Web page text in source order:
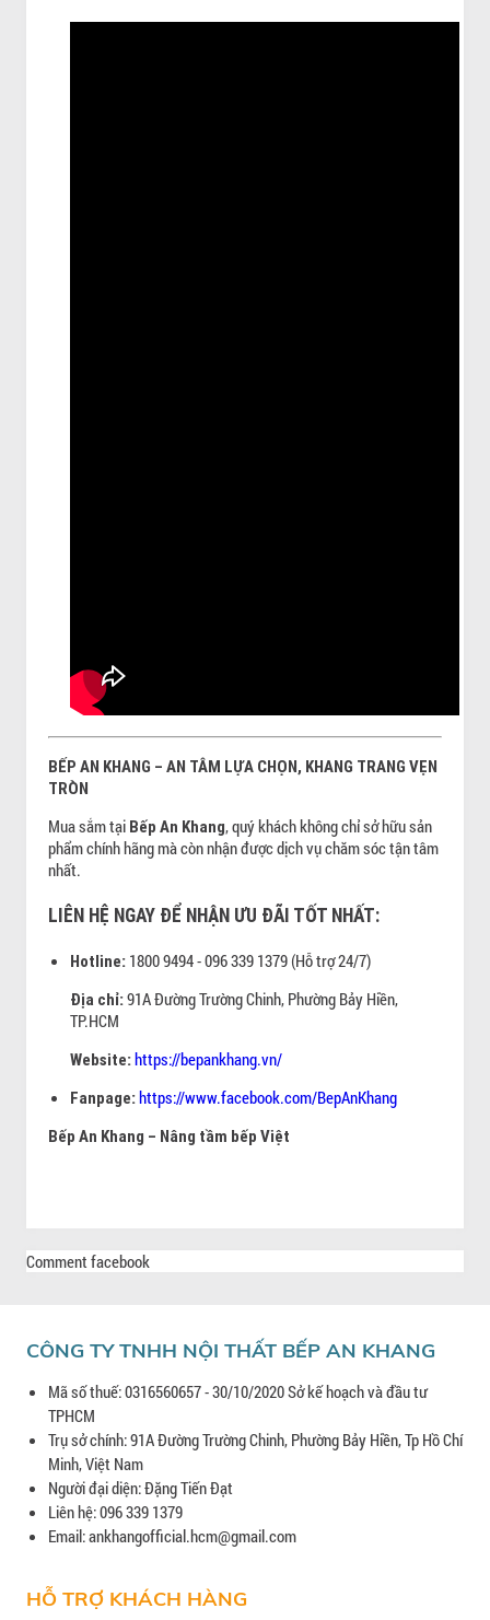
BẾP AN KHANG – AN TÂM LỰA CHỌN, KHANG TRANG VẸN
TRÒN
Mua sắm tại Bếp An Khang, quý khách không chỉ sở hữu sản
phẩm chính hãng mà còn nhận được dịch vụ chăm sóc tận tâm
nhất.
LIÊN HỆ NGAY ĐỂ NHẬN ƯU ĐÃI TỐT NHẤT:
Hotline: 1800 9494 - 096 339 1379 (Hỗ trợ 24/7)
Địa chỉ:91A Đường Trường Chinh, Phường Bảy Hiền,
TP.HCM
Website:https://bepankhang.vn/
Fanpage:https://www.facebook.com/BepAnKhang
Bếp An Khang – Nâng tầm bếp Việt
Comment facebook
CÔNG TY TNHH NỘI THẤT BẾP AN KHANG
Mã số thuế: 0316560657 - 30/10/2020 Sở kế hoạch và đầu tư
TPHCM
Trụ sở chính: 91A Đường Trường Chinh, Phường Bảy Hiền, Tp Hồ Chí
Minh, Việt Nam
Người đại diện: Đặng Tiến Đạt
Liên hệ: 096 339 1379
Email: ankhangofficial.hcm@gmail.com
HỖ TRỢ KHÁCH HÀNG